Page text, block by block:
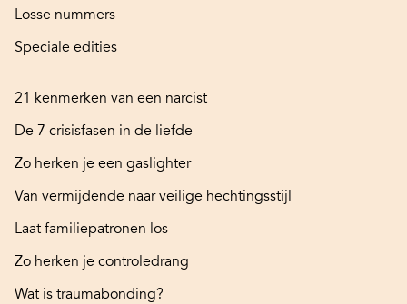
Losse nummers
Speciale edities
21 kenmerken van een narcist
De 7 crisisfasen in de liefde
Zo herken je een gaslighter
Van vermijdende naar veilige hechtingsstijl
Laat familiepatronen los
Zo herken je controledrang
Wat is traumabonding?